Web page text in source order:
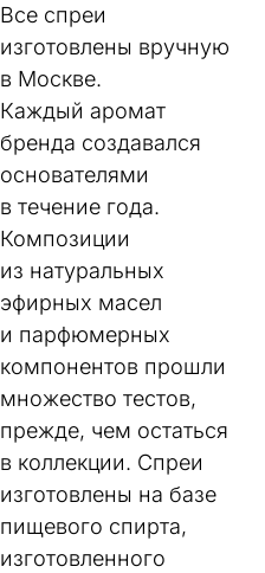
Все спреи
изготовлены вручную
в Москве.
Каждый аромат
бренда создавался
основателями
в течение года.
Композиции
из натуральных
эфирных масел
и парфюмерных
компонентов прошли
множество тестов,
прежде, чем остаться
в коллекции. Спреи
изготовлены на базе
пищевого спирта,
изготовленного